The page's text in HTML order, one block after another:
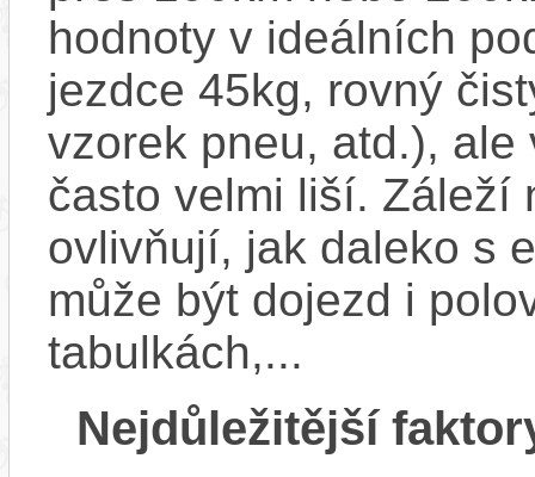
hodnoty v ideálních
jezdce 45kg, rovný
vzorek pneu, atd.),
často velmi liší. Záleží
ovlivňují, jak daleko s
může být dojezd i
tabulkách,...
Nejdůležitější